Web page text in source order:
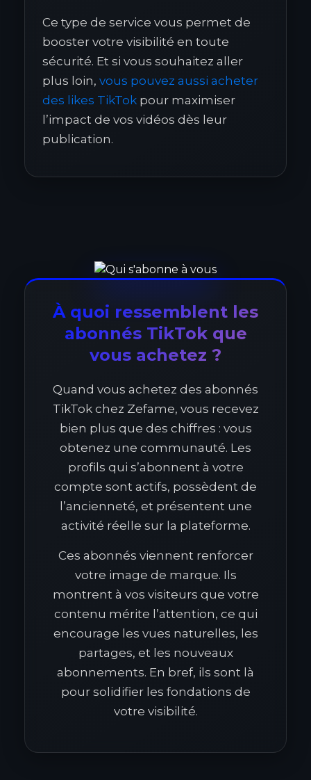
Ce type de service vous permet de
booster votre visibilité en toute
sécurité. Et si vous souhaitez aller
plus loin, vous pouvez aussi acheter
des likes TikTok pour maximiser
l’impact de vos vidéos dès leur
publication.
À quoi ressemblent les
abonnés TikTok que
vous achetez ?
Quand vous achetez des abonnés
TikTok chez Zefame, vous recevez
bien plus que des chiffres : vous
obtenez une communauté. Les
profils qui s’abonnent à votre
compte sont actifs, possèdent de
l’ancienneté, et présentent une
activité réelle sur la plateforme.
Ces abonnés viennent renforcer
votre image de marque. Ils
montrent à vos visiteurs que votre
contenu mérite l’attention, ce qui
encourage les vues naturelles, les
partages, et les nouveaux
abonnements. En bref, ils sont là
pour solidifier les fondations de
votre visibilité.